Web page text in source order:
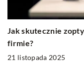
Jak skutecznie
firmie?
21 listopada 2025